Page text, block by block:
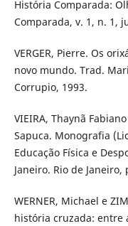
História Comparada:
Comparada, v. 1, n. 1,
VERGER, Pierre. Os
novo mundo. Trad.
Corrupio, 1993.
VIEIRA, Thaynã
Sapuca. Monografia
Educação Física e
Janeiro. Rio de Janeiro,
WERNER, Michael e
história cruzada: entre